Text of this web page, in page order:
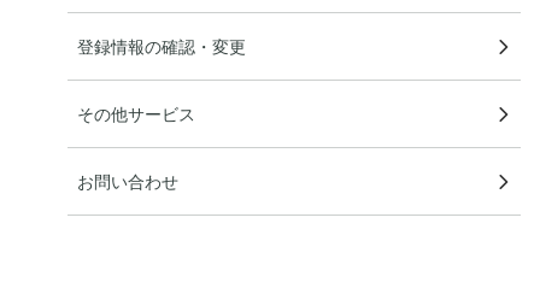
登録情報の確認・変更
その他サービス
お問い合わせ